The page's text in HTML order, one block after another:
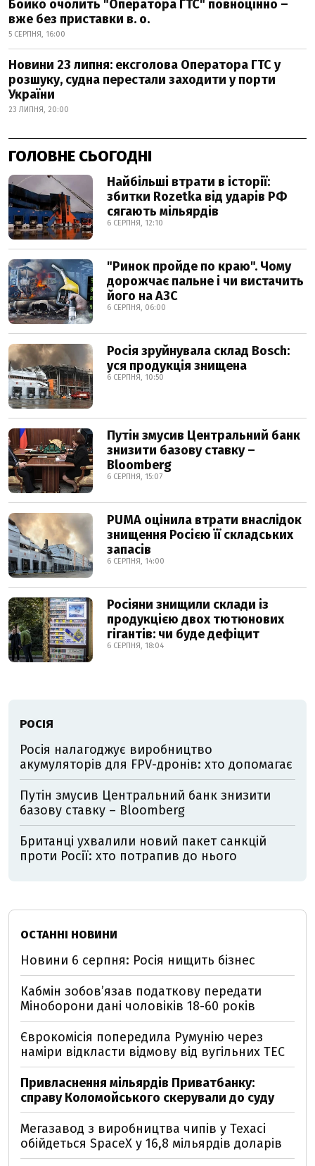
Бойко очолить "Оператора ГТС" повноцінно –
вже без приставки в. о.
5 СЕРПНЯ, 16:00
Новини 23 липня: ексголова Оператора ГТС у
розшуку, судна перестали заходити у порти
України
23 ЛИПНЯ, 20:00
ГОЛОВНЕ СЬОГОДНІ
Найбільші втрати в історії:
збитки Rozetka від ударів РФ
сягають мільярдів
6 СЕРПНЯ, 12:10
"Ринок пройде по краю". Чому
дорожчає пальне і чи вистачить
його на АЗС
6 СЕРПНЯ, 06:00
Росія зруйнувала склад Bosch:
уся продукція знищена
6 СЕРПНЯ, 10:50
Путін змусив Центральний банк
знизити базову ставку –
Bloomberg
6 СЕРПНЯ, 15:07
PUMA оцінила втрати внаслідок
знищення Росією її складських
запасів
6 СЕРПНЯ, 14:00
Росіяни знищили склади із
продукцією двох тютюнових
гігантів: чи буде дефіцит
6 СЕРПНЯ, 18:04
РОСІЯ
Росія налагоджує виробництво
акумуляторів для FPV-дронів: хто допомагає
Путін змусив Центральний банк знизити
базову ставку – Bloomberg
Британці ухвалили новий пакет санкцій
проти Росії: хто потрапив до нього
ОСТАННІ НОВИНИ
Новини 6 серпня: Росія нищить бізнес
Кабмін зобовʼязав податкову передати
Міноборони дані чоловіків 18-60 років
Єврокомісія попередила Румунію через
наміри відкласти відмову від вугільних ТЕС
Привласнення мільярдів Приватбанку:
справу Коломойського скерували до суду
Мегазавод з виробництва чипів у Техасі
обійдеться SpaceX у 16,8 мільярдів доларів